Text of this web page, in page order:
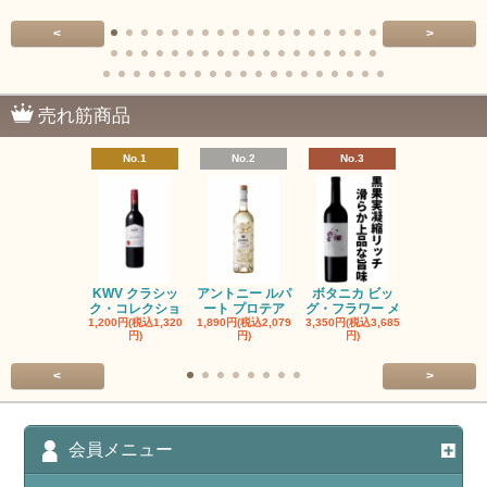
< >
売れ筋商品
No.1
KWV クラシッ
ク・コレクショ
1,200円(税込1,320
円)
No.2
アントニー ルパ
ート プロテア
1,890円(税込2,079
円)
No.3
ボタニカ ビッ
グ・フラワー メ
3,350円(税込3,685
円)
< >
会員メニュー